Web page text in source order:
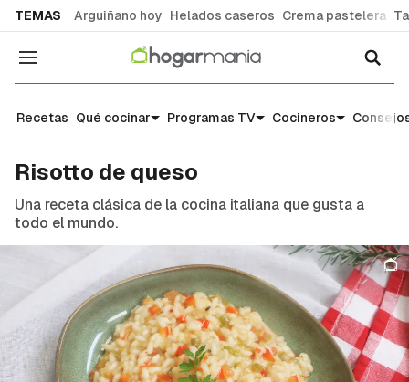
TEMAS Arguiñano hoy Helados caseros Crema pastelera
Navegación
Recetas
Recetas Qué cocinar Programas TV Cocineros
Risotto de queso
Una receta clásica de la cocina italiana que gusta a
todo el mundo.